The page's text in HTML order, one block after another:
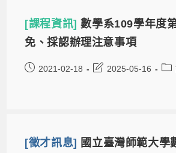
[課程資訊]數學系109學年度
免、採認辦理注意事項
2021-02-18 2025-05-16
[徵才訊息] 國立臺灣師範大學